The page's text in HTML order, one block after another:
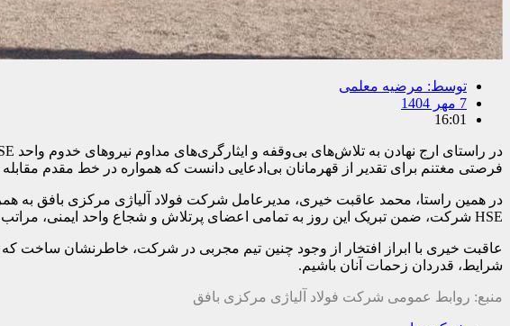
توسط: مرضیه معلمی
7 مهر 1404
16:01
فرصتی مغتنم برای تقدیر از قهرمانان بی‌ادعایی دانست که همواره در خط مقدم
در همین راستا، محمد عاقبت خیری، مدیرعامل شرکت فولاد آلیاژی مرکزی بافق
HSE شرکت، ضمن تبریک این روز به تمامی اعضای پرتلاش و شجاع واحد ایمنی، مراتب سپاس و قدردانی صمیمانه خود را از زحمات شبانه‌روزی، تعهد و از خودگذشتگی آنان ابراز داشت.
عاقبت خیری با ابراز افتخار از وجود چنین تیم مجربی در شرکت، خاطرنشان ساخت
شرایط، قدردان زحمات آنان باشیم.
منبع: روابط عمومی شرکت فولاد آلیاژی مرکزی بافق